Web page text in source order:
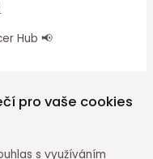
Hub 📢
pro vaše cookies
s využíváním